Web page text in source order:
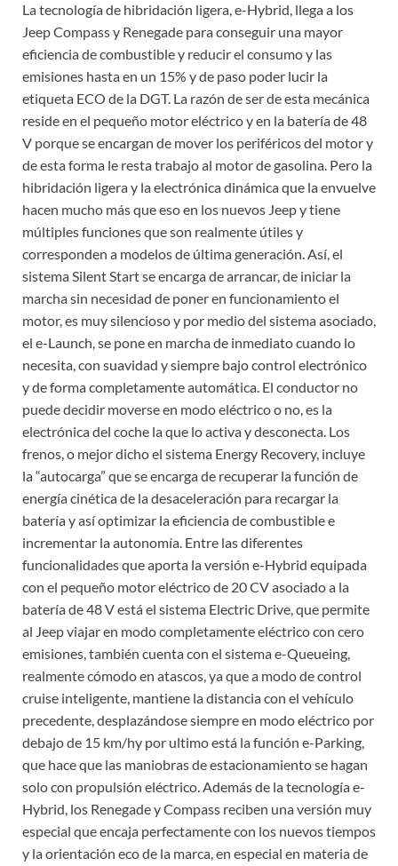
La tecnología de hibridación ligera, e-Hybrid, llega a los
Jeep Compass y Renegade para conseguir una mayor
eficiencia de combustible y reducir el consumo y las
emisiones hasta en un 15% y de paso poder lucir la
etiqueta ECO de la DGT. La razón de ser de esta mecánica
reside en el pequeño motor eléctrico y en la batería de 48
V porque se encargan de mover los periféricos del motor y
de esta forma le resta trabajo al motor de gasolina. Pero la
hibridación ligera y la electrónica dinámica que la envuelve
hacen mucho más que eso en los nuevos Jeep y tiene
múltiples funciones que son realmente útiles y
corresponden a modelos de última generación. Así, el
sistema Silent Start se encarga de arrancar, de iniciar la
marcha sin necesidad de poner en funcionamiento el
motor, es muy silencioso y por medio del sistema asociado,
el e-Launch, se pone en marcha de inmediato cuando lo
necesita, con suavidad y siempre bajo control electrónico
y de forma completamente automática. El conductor no
puede decidir moverse en modo eléctrico o no, es la
electrónica del coche la que lo activa y desconecta. Los
frenos, o mejor dicho el sistema Energy Recovery, incluye
la “autocarga” que se encarga de recuperar la función de
energía cinética de la desaceleración para recargar la
batería y así optimizar la eficiencia de combustible e
incrementar la autonomía. Entre las diferentes
funcionalidades que aporta la versión e-Hybrid equipada
con el pequeño motor eléctrico de 20 CV asociado a la
batería de 48 V está el sistema Electric Drive, que permite
al Jeep viajar en modo completamente eléctrico con cero
emisiones, también cuenta con el sistema e-Queueing,
realmente cómodo en atascos, ya que a modo de control
cruise inteligente, mantiene la distancia con el vehículo
precedente, desplazándose siempre en modo eléctrico por
debajo de 15 km/hy por ultimo está la función e-Parking,
que hace que las maniobras de estacionamiento se hagan
solo con propulsión eléctrico. Además de la tecnología e-
Hybrid, los Renegade y Compass reciben una versión muy
especial que encaja perfectamente con los nuevos tiempos
y la orientación eco de la marca, en especial en materia de